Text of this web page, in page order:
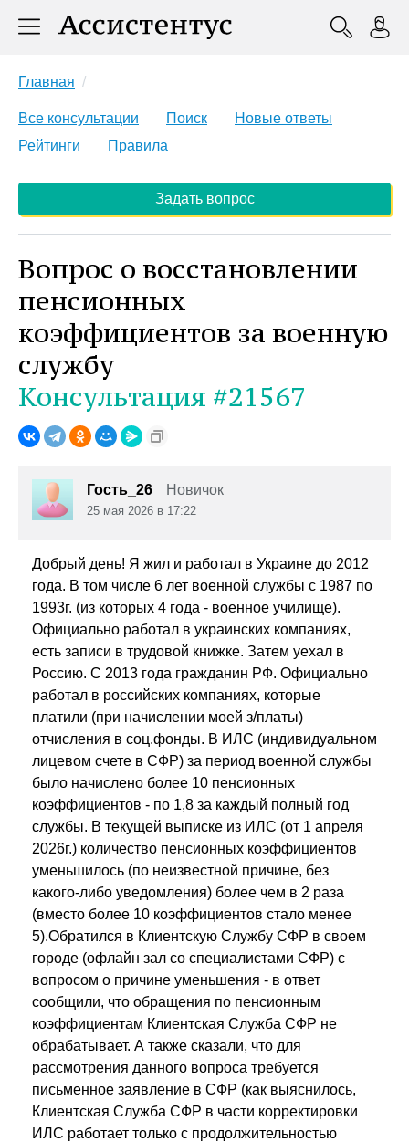
Главная
Все консультации Поиск
Новые ответы
Рейтинги
Правила
Задать вопрос
Вопрос о восстановлении
пенсионных
коэффициентов за военную
службу
Консультация #21567
Гость_26 Новичок
25 мая 2026 в 17:22
Добрый день! Я жил и работал в Украине до 2012
года. В том числе 6 лет военной службы с 1987 по
1993г. (из которых 4 года - военное училище).
Официально работал в украинских компаниях,
есть записи в трудовой книжке. Затем уехал в
Россию. С 2013 года гражданин РФ. Официально
работал в российских компаниях, которые
платили (при начислении моей з/платы)
отчисления в соц.фонды. В ИЛС (индивидуальном
лицевом счете в СФР) за период военной службы
было начислено более 10 пенсионных
коэффициентов - по 1,8 за каждый полный год
службы. В текущей выписке из ИЛС (от 1 апреля
2026г.) количество пенсионных коэффициентов
уменьшилось (по неизвестной причине, без
какого-либо уведомления) более чем в 2 раза
(вместо более 10 коэффициентов стало менее
5).Обратился в Клиентскую Службу СФР в своем
городе (офлайн зал со специалистами СФР) с
вопросом о причине уменьшения - в ответ
сообщили, что обращения по пенсионным
коэффициентам Клиентская Служба СФР не
обрабатывает. А также сказали, что для
рассмотрения данного вопроса требуется
письменное заявление в СФР (как выяснилось,
Клиентская Служба СФР в части корректировки
ИЛС работает только с продолжительностью